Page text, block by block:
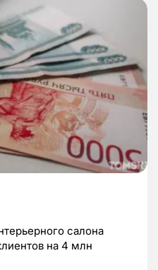
салона
на 4 млн